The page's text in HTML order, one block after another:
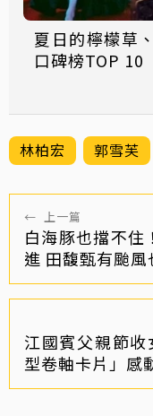
夏日的檸檬草
口碑榜TOP 10
林柏宏 郭雪芙
← 上一篇
白海豚也擋不住
進 田馥甄有颱風
江國賓父親節
型卷軸卡片」感